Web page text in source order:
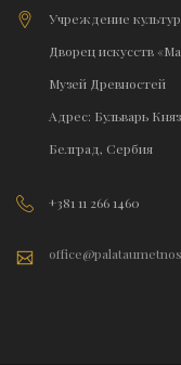
Учреждение
Дворец искусств
Музей Древностей
Адрес: Бульварь
Белград, Сербия
+381 11 266 1460